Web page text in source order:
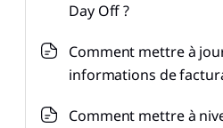
Day Off ?
Comment mettre à
informations de
Comment mettre à